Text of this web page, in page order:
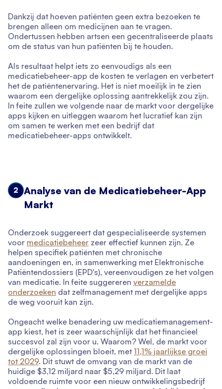
Dankzij dat hoeven patiënten geen extra bezoeken te
brengen alleen om medicijnen aan te vragen.
Ondertussen hebben artsen een gecentraliseerde plaats
om de status van hun patiënten bij te houden.
Als resultaat helpt iets zo eenvoudigs als een
medicatiebeheer-app de kosten te verlagen en verbetert
het de patiëntenervaring. Het is niet moeilijk in te zien
waarom een dergelijke oplossing aantrekkelijk zou zijn.
In feite zullen we volgende naar de markt voor dergelijke
apps kijken en uitleggen waarom het lucratief kan zijn
om samen te werken met een bedrijf dat
medicatiebeheer-apps ontwikkelt.
2
Analyse van de Medicatiebeheer-App
Markt
Onderzoek suggereert dat gespecialiseerde systemen
voor medicatiebeheer zeer effectief kunnen zijn. Ze
helpen specifiek patiënten met chronische
aandoeningen en, in samenwerking met Elektronische
Patiëntendossiers (EPD's), vereenvoudigen ze het volgen
van medicatie. In feite suggereren verzamelde
onderzoeken dat zelfmanagement met dergelijke apps
de weg vooruit kan zijn.
Ongeacht welke benadering uw medicatiemanagement-
app kiest, het is zeer waarschijnlijk dat het financieel
succesvol zal zijn voor u. Waarom? Wel, de markt voor
dergelijke oplossingen bloeit, met 11,1% jaarlijkse groei
tot 2029. Dit stuwt de omvang van de markt van de
huidige $3,12 miljard naar $5,29 miljard. Dit laat
voldoende ruimte voor een nieuw ontwikkelingsbedrijf